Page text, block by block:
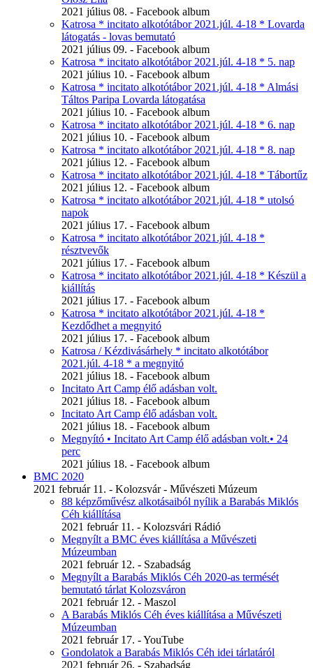
2021 július 08. - Facebook album
Katrosa * incitato alkotótábor 2021.júl. 4-18 * Lovarda
látogatás - lovas bemutató
2021 július 09. - Facebook album
Katrosa * incitato alkotótábor 2021.júl. 4-18 * 5. nap
2021 július 10. - Facebook album
Katrosa * incitato alkotótábor 2021.júl. 4-18 * Almási
Táltos Paripa Lovarda látogatása
2021 július 10. - Facebook album
Katrosa * incitato alkotótábor 2021.júl. 4-18 * 6. nap
2021 július 10. - Facebook album
Katrosa * incitato alkotótábor 2021.júl. 4-18 * 8. nap
2021 július 12. - Facebook album
Katrosa * incitato alkotótábor 2021.júl. 4-18 * Tábortűz
2021 július 12. - Facebook album
Katrosa * incitato alkotótábor 2021.júl. 4-18 * utolsó
napok
2021 július 17. - Facebook album
Katrosa * incitato alkotótábor 2021.júl. 4-18 *
résztvevők
2021 július 17. - Facebook album
Katrosa * incitato alkotótábor 2021.júl. 4-18 * Készül a
kiállítás
2021 július 17. - Facebook album
Katrosa * incitato alkotótábor 2021.júl. 4-18 *
Kezdődhet a megnyitó
2021 július 17. - Facebook album
Katrosa / Kézdivásárhely * incitato alkotótábor
2021.júl. 4-18 * a megnyitó
2021 július 18. - Facebook album
Incitato Art Camp élő adásban volt.
2021 július 18. - Facebook album
Incitato Art Camp élő adásban volt.
2021 július 18. - Facebook album
Megnyító • Incitato Art Camp élő adásban volt.• 24
perc
2021 július 18. - Facebook album
BMC 2020
2021 február 11. - Kolozsvár - Művészeti Múzeum
88 képzőművész alkotásaiból nyílik a Barabás Miklós
Céh kiállítása
2021 február 11. - Kolozsvári Rádió
Megnyílt a BMC éves kiállítása a Művészeti
Múzeumban
2021 február 12. - Szabadság
Megnyílt a Barabás Miklós Céh 2020-as termését
bemutató tárlat Kolozsváron
2021 február 12. - Maszol
A Barabás Miklós Céh éves kiállítása a Művészeti
Múzeumban
2021 február 17. - YouTube
Gondolatok a Barabás Miklós Céh idei tárlatáról
2021 február 26. - Szabadság